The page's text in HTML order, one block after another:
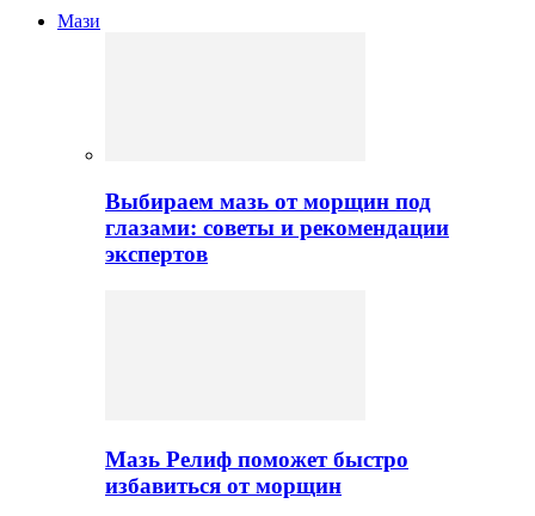
Мази
Выбираем мазь от морщин под
глазами: советы и рекомендации
экспертов
Мазь Релиф поможет быстро
избавиться от морщин